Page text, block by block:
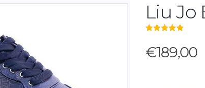
Liu Jo
€189,00